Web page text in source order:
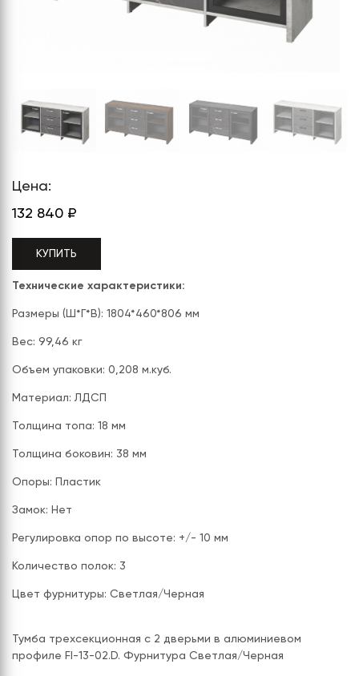
СЕРИЯ "МОБИ"
"КОРТЕЗ"
"АРГЕНТУМ-М"
"ПРИОРИТЕТ"
"ВАСАНТА"
ВЗЛОМОСТОЙКИЕ СЕЙФЫ 2
Цена:
132 840 ₽
КУПИТЬ
Технические характеристики:
Размеры (Ш*Г*В): 1804*460*806 мм
Вес: 99,46 кг
Объем упаковки: 0,208 м.куб.
Материал: ЛДСП
Толщина топа: 18 мм
Толщина боковин: 38 мм
Опоры: Пластик
Замок: Нет
Регулировка опор по высоте: +/- 10 мм
Количество полок: 3
Цвет фурнитуры: Светлая/Черная
Тумба трехсекционная с 2 дверьми в алюминиевом
профиле FI-13-02.D. Фурнитура Светлая/Черная